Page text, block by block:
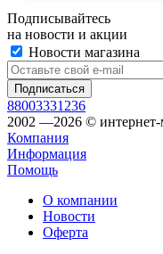
Подписывайтесь
на новости и акции
Новости магазина
88003331236
2002 —2026 © интернет-
Компания
Информация
Помощь
О компании
Новости
Оферта